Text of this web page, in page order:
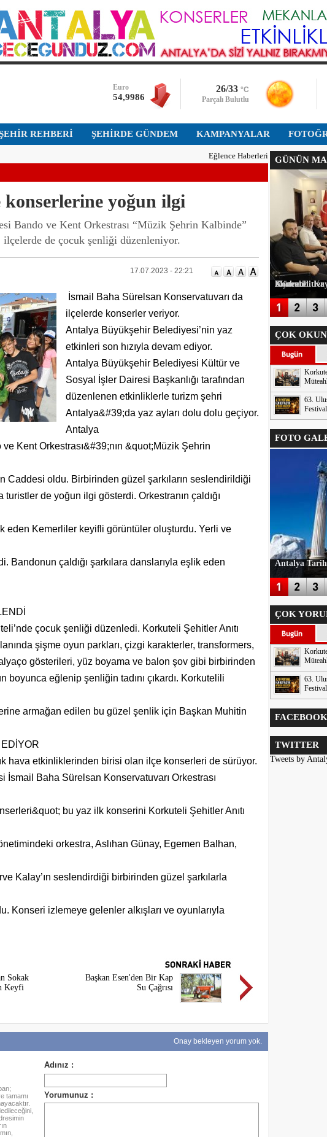
Dolar
47,7045
Euro
54,9986
Altın
6.574,725
Bist-100
13.905,920
26/33 °C
Parçalı Bulutlu
REHBERİ ŞEHİRDE GÜNDEM KAMPANYALAR
Eğlence Haberleri
konserlerine yoğun ilgi
Bando ve Kent Orkestrası “Müzik Şehrin Kalbinde”
de çocuk şenliği düzenleniyor.
17.07.2023 - 22:21
İsmail Baha Sürelsan Konservatuvarı da
ilçelerde konserler veriyor.
Antalya Büyükşehir Belediyesi’nin yaz
etkinleri son hızıyla devam ediyor.
Antalya Büyükşehir Belediyesi Kültür ve
Sosyal İşler Dairesi Başkanlığı tarafından
düzenlenen etkinliklerle turizm şehri
Antalya&#39;da yaz ayları dolu dolu geçiyor.
Antalya
Kent Orkestrası&#39;nın &quot;Müzik Şehrin
Caddesi oldu. Birbirinden güzel şarkıların seslendirildiği
turistler de yoğun ilgi gösterdi. Orkestranın çaldığı
eden Kemerliler keyifli görüntüler oluşturdu. Yerli ve
Bandonun çaldığı şarkılara danslarıyla eşlik eden
çocuk şenliği düzenledi. Korkuteli Şehitler Anıtı
şişme oyun parkları, çizgi karakterler, transformers,
gösterileri, yüz boyama ve balon şov gibi birbirinden
eğlenip şenliğin tadını çıkardı. Korkutelili
armağan edilen bu güzel şenlik için Başkan Muhitin
hava etkinliklerinden birisi olan ilçe konserleri de sürüyor.
Baha Sürelsan Konservatuvarı Orkestrası
bu yaz ilk konserini Korkuteli Şehitler Anıtı
orkestra, Aslıhan Günay, Egemen Balhan,
Kalay’ın seslendirdiği birbirinden güzel şarkılarla
Konseri izlemeye gelenler alkışları ve oyunlarıyla
Sokak
Keyfi
Başkan Esen'den Bir Kap
Su Çağrısı
Onay bekleyen yorum yok.
tamamı
GÜNÜN
Korkuteli Kaymakamı Onur Yılmazer'e Müteahhitler Derneğinden Hayırlı Olsun Ziyareti
ÇOK
63.
FOTO
Antalya Tarih
ÇOK
63.
FACEBOOK
TWITTER
Tweets by